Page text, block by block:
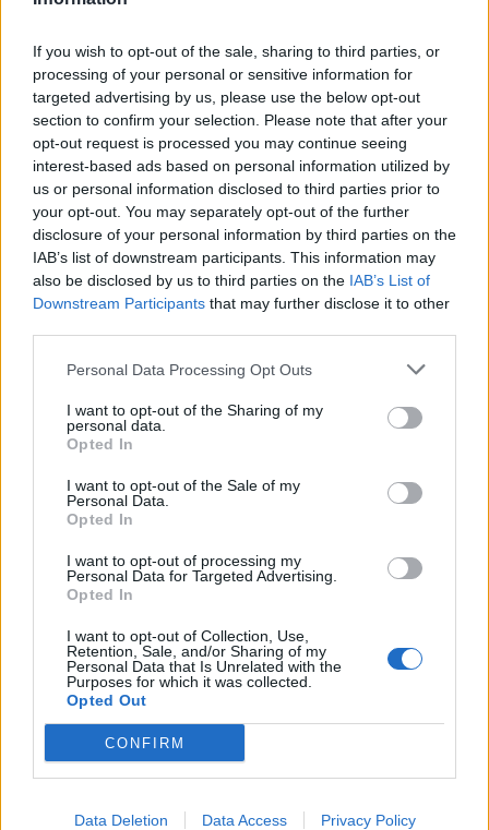
If you wish to opt-out of the sale, sharing to third parties, or
processing of your personal or sensitive information for
targeted advertising by us, please use the below opt-out
section to confirm your selection. Please note that after your
opt-out request is processed you may continue seeing
interest-based ads based on personal information utilized by
us or personal information disclosed to third parties prior to
your opt-out. You may separately opt-out of the further
disclosure of your personal information by third parties on the
IAB’s list of downstream participants. This information may
also be disclosed by us to third parties on the IAB’s List of
Downstream Participants that may further disclose it to other
Personal Data Processing Opt Outs
I want to opt-out of the Sharing of my
personal data.
Opted In
I want to opt-out of the Sale of my
Personal Data.
Opted In
I want to opt-out of processing my
Personal Data for Targeted Advertising.
Opted In
I want to opt-out of Collection, Use,
Retention, Sale, and/or Sharing of my
Personal Data that Is Unrelated with the
Purposes for which it was collected.
Opted Out
CONFIRM
Data Deletion Data Access Privacy Policy
Η Νο1 ψηφιακή συνήθεια που οδηγεί σε
μέγιστη απώλεια βάρους – τι έδειξε έρευνα
TAGS προσωπικότητα τεστ ψυχολογικό τεστ
healthstories
Δείτε Ακόμη
9 πράγματα που δεν πρέπει να λέτε σε
έναν επισκέπτη